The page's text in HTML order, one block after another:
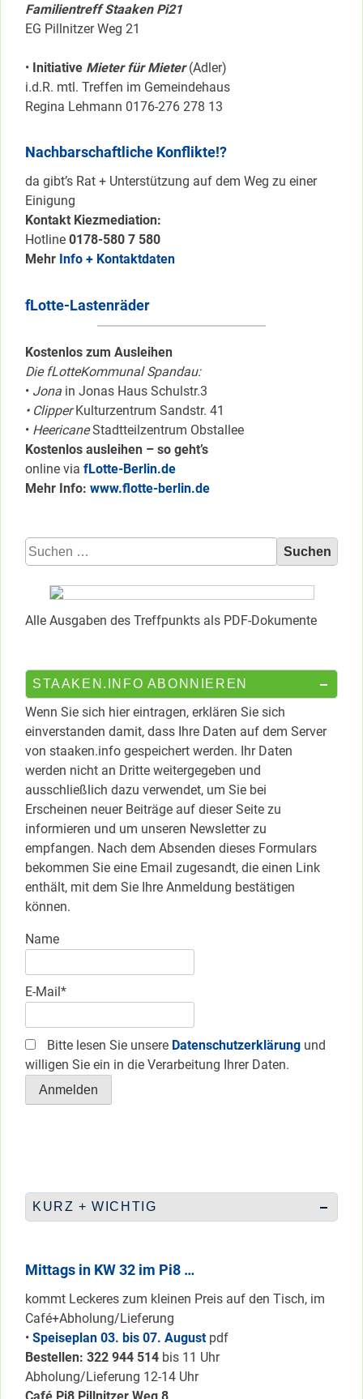
Familientreff Staaken Pi21
EG Pillnitzer Weg 21
• Initiative Mieter für Mieter(Adler)
i.d.R. mtl. Treffen im Gemeindehaus
Regina Lehmann 0176-276 278 13
Nachbarschaftliche Konflikte!?
da gibt’s Rat + Unterstützung auf dem Weg zu einer
Einigung
Kontakt Kiezmediation:
Hotline 0178-580 7 580
Mehr Info + Kontaktdaten
fLotte-Lastenräder
Kostenlos zum Ausleihen
Die fLotteKommunal Spandau:
• Jona in Jonas Haus Schulstr.3
• ClipperKulturzentrum Sandstr. 41
• HeericaneStadtteilzentrum Obstallee
Kostenlos ausleihen – so geht’s
online via fLotte-Berlin.de
Mehr Info: www.flotte-berlin.de
Suchen
nach:
Alle Ausgaben des Treffpunkts als PDF-Dokumente
STAAKEN.INFO ABONNIEREN
Wenn Sie sich hier eintragen, erklären Sie sich
einverstanden damit, dass Ihre Daten auf dem Server
von staaken.info gespeichert werden. Ihr Daten
werden nicht an Dritte weitergegeben und
ausschließlich dazu verwendet, um Sie bei
Erscheinen neuer Beiträge auf dieser Seite zu
informieren und um unseren Newsletter zu
empfangen. Nach dem Absenden dieses Formulars
bekommen Sie eine Email zugesandt, die einen Link
enthält, mit dem Sie Ihre Anmeldung bestätigen
können.
Name
E-Mail*
Bitte lesen Sie unsere Datenschutzerklärung und
willigen Sie ein in die Verarbeitung Ihrer Daten.
KURZ + WICHTIG
Mittags in KW 32 im Pi8 …
kommt Leckeres zum kleinen Preis auf den Tisch, im
Café+Abholung/Lieferung
• Speiseplan 03. bis 07. August pdf
Bestellen: 322 944 514 bis 11 Uhr
Abholung/Lieferung 12-14 Uhr